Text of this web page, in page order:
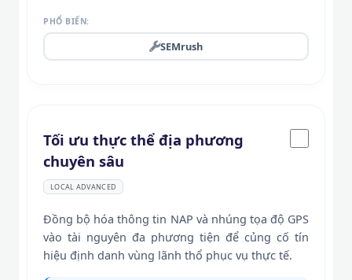
PHỔ BIẾN:
SEMrush
Tối ưu thực thể địa phương
chuyên sâu
LOCAL ADVANCED
Đồng bộ hóa thông tin NAP và nhúng tọa độ GPS
vào tài nguyên đa phương tiện để củng cố tín
hiệu định danh vùng lãnh thổ phục vụ thực tế.